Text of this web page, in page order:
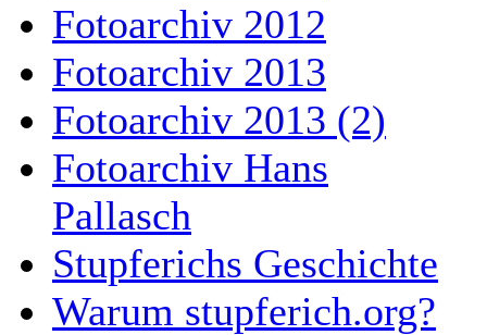
Fotoarchiv 2012
Fotoarchiv 2013
Fotoarchiv 2013 (2)
Fotoarchiv Hans
Pallasch
Stupferichs Geschichte
Warum stupferich.org?